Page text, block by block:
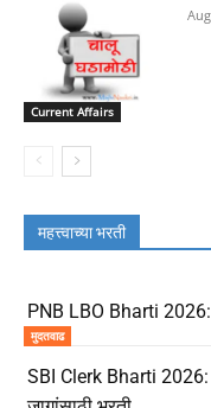
Current Affairs
महत्त्वाच्या भरती
PNB LBO Bharti
मुदतवाढ
SBI Clerk Bharti 2026: